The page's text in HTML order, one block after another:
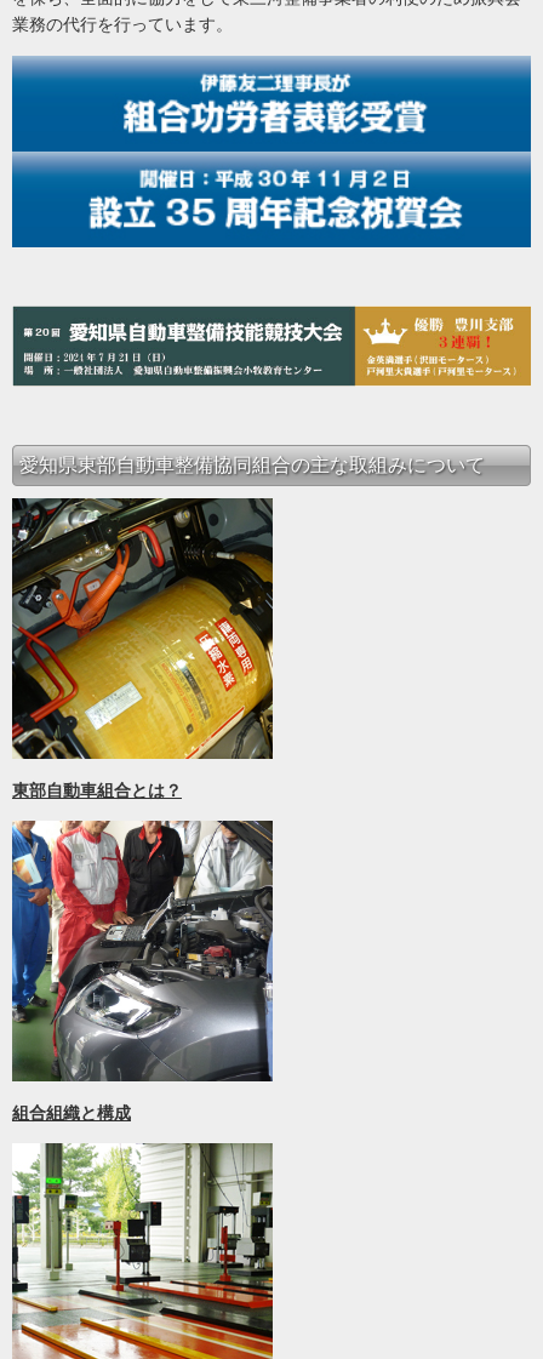
業務の代行を行っています。
愛知県東部自動車整備協同組合の主な取組みについて
東部自動車組合とは？
組合組織と構成